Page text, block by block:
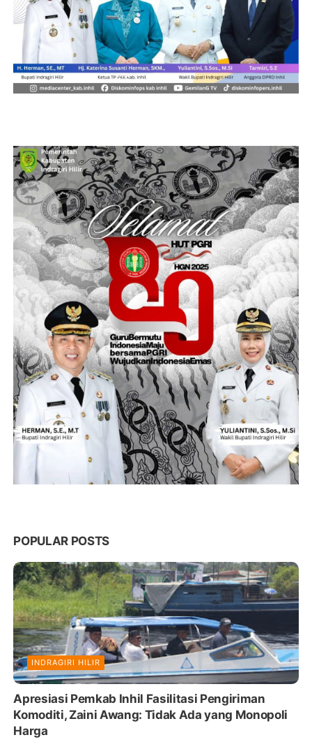
POPULAR POSTS
INDRAGIRI HILIR
Apresiasi Pemkab Inhil Fasilitasi Pengiriman
Komoditi, Zaini Awang: Tidak Ada yang Monopoli
Harga